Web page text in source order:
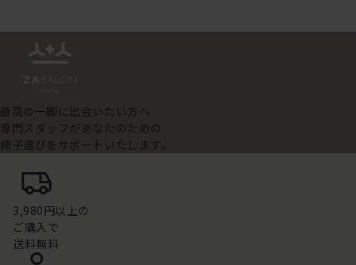
最高の一脚に出会いたい方へ
専門スタッフがあなたのための
椅子選びをサポートいたします。
3,980円以上の
ご購入で
送料無料